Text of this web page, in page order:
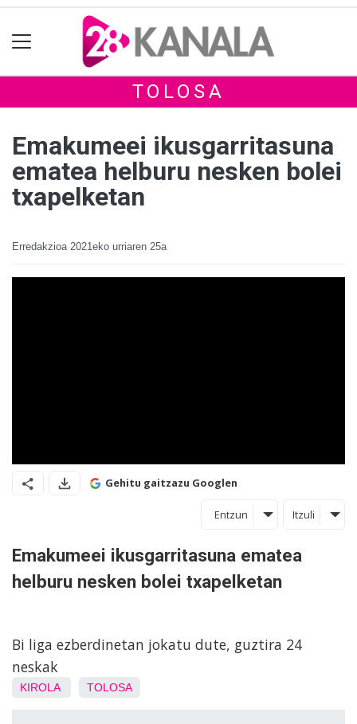
TOLOSA
Emakumeei ikusgarritasuna
ematea helburu nesken bolei
txapelketan
Erredakzioa 2021eko urriaren 25a
Gehitu gaitzazu Googlen
Entzun Itzuli
Emakumeei ikusgarritasuna ematea
helburu nesken bolei txapelketan
Bi liga ezberdinetan jokatu dute, guztira 24
neskak
KIROLA TOLOSA